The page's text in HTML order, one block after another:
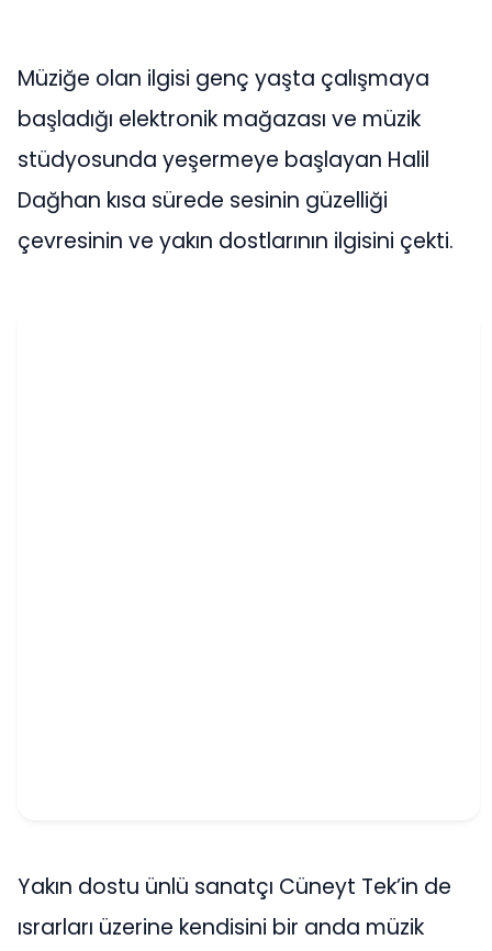
Müziğe olan ilgisi genç yaşta çalışmaya
başladığı elektronik mağazası ve müzik
stüdyosunda yeşermeye başlayan Halil
Dağhan kısa sürede sesinin güzelliği
çevresinin ve yakın dostlarının ilgisini çekti.
Yakın dostu ünlü sanatçı Cüneyt Tek’in de
ısrarları üzerine kendisini bir anda müzik